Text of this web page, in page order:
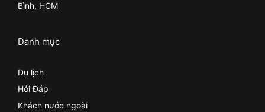
Bình, HCM
Danh mục
Du lịch
Hỏi Đáp
Khách nước ngoài